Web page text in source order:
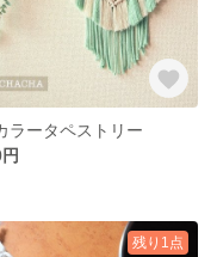
ラータペストリー
残り1点